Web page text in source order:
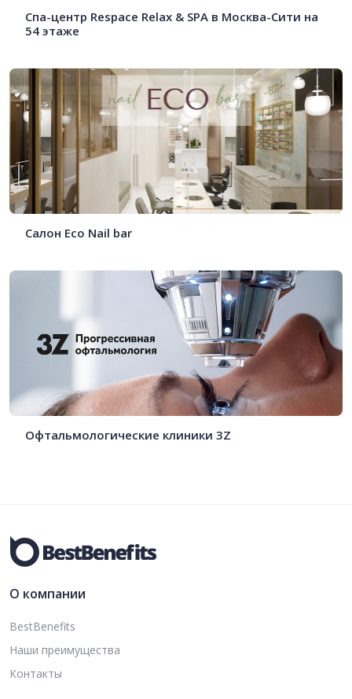
Спа-центр Respace Relax & SPA в Москва-Сити на
54 этаже
Салон Eco Nail bar
Офтальмологические клиники 3Z
О компании
BestBenefits
Наши преимущества
Контакты